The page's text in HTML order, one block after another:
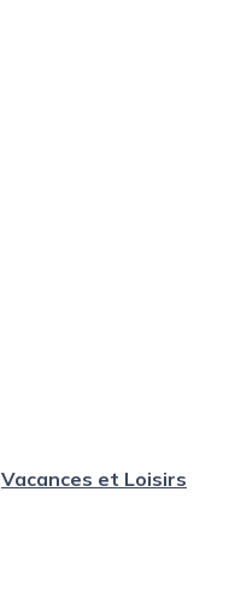
Vacances et Loisirs